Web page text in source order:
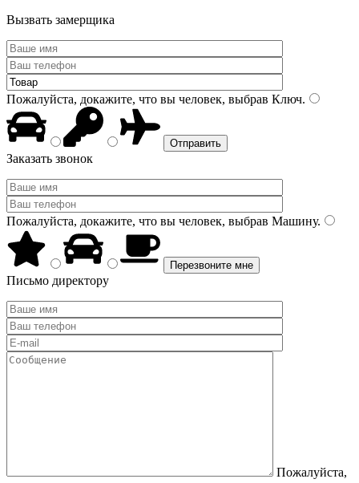
Вызвать замерщика
Пожалуйста, докажите, что вы человек, выбрав Ключ.
Заказать звонок
Пожалуйста, докажите, что вы человек, выбрав Машину.
Письмо директору
Пожалуйста,